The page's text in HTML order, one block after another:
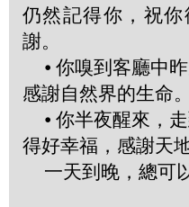
仍然記得你，祝
謝。
⦁ 你嗅到客廳中
感謝自然界的生命。
⦁ 你半夜醒來，
得好幸福，感謝天地
一天到晚，總可